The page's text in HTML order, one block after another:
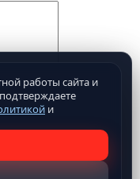
работы сайта и
и